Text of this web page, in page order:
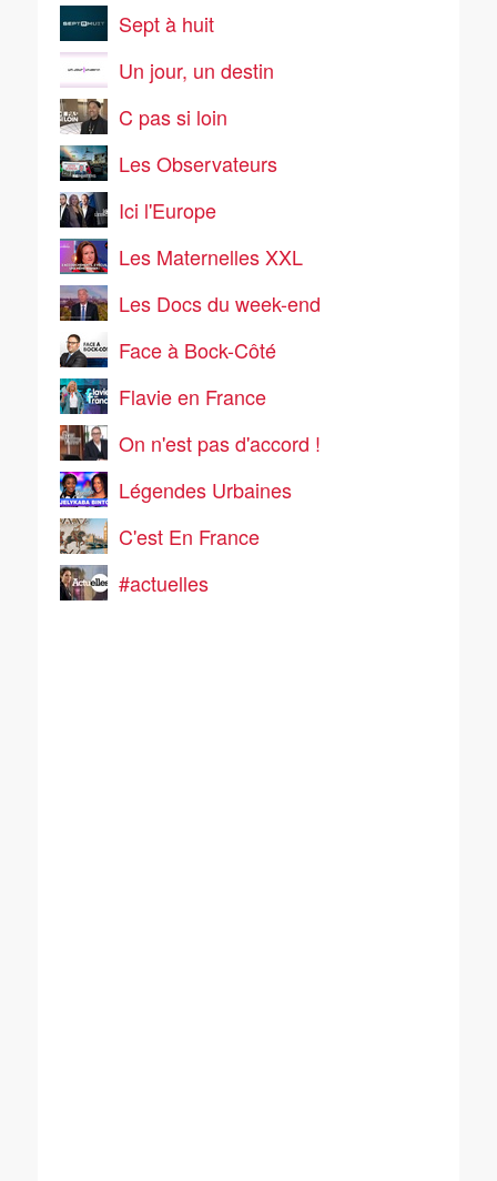
Sept à huit
Un jour, un destin
C pas si loin
Les Observateurs
Ici l'Europe
Les Maternelles XXL
Les Docs du week-end
Face à Bock-Côté
Flavie en France
On n'est pas d'accord !
Légendes Urbaines
C'est En France
#actuelles